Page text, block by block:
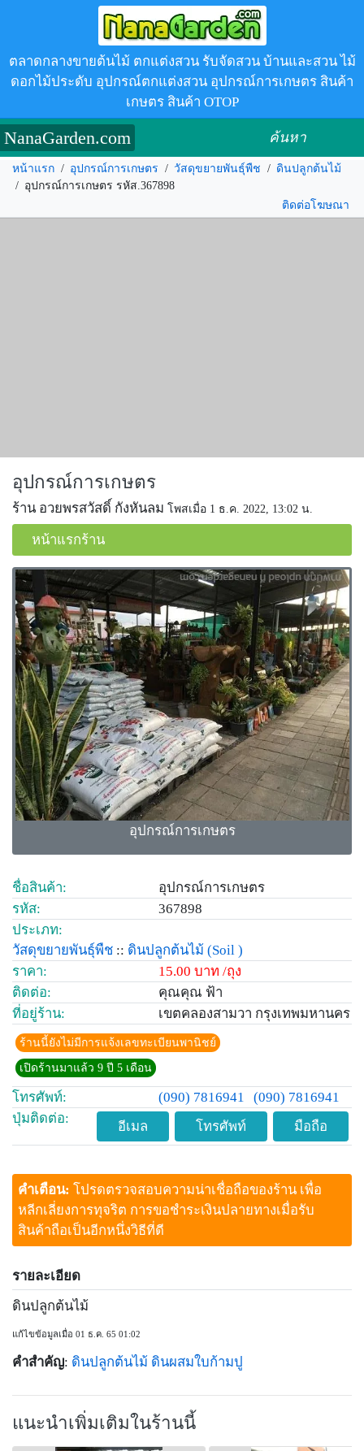
ตลาดกลางขายต้นไม้ ตกแต่งสวน รับจัดสวน บ้านและสวน ไม้
ดอกไม้ประดับ อุปกรณ์ตกแต่งสวน อุปกรณ์การเกษตร สินค้า
เกษตร สินค้า OTOP
NanaGarden.com ค้นหา
หน้าแรก / อุปกรณ์การเกษตร / วัสดุขยายพันธุ์พืช / ดินปลูกต้นไม้
/ อุปกรณ์การเกษตร รหัส.367898
ติดต่อโฆษณา
อุปกรณ์การเกษตร
ร้าน อวยพรสวัสดิ์ กังหันลม โพสเมื่อ 1 ธ.ค. 2022, 13:02 น.
หน้าแรกร้าน
อุปกรณ์การเกษตร
ชื่อสินค้า:
อุปกรณ์การเกษตร
รหัส:
367898
ประเภท:
วัสดุขยายพันธุ์พืช :: ดินปลูกต้นไม้ (Soil )
ราคา:
15.00 บาท /ถุง
ติดต่อ:
คุณคุณ ฟ้า
ที่อยู่ร้าน:
เขตคลองสามวา กรุงเทพมหานคร
ร้านนี้ยังไม่มีการแจ้งเลขทะเบียนพานิชย์
เปิดร้านมาแล้ว 9 ปี 5 เดือน
โทรศัพท์: (090) 7816941
(090) 7816941
ปุ่มติดต่อ:
อีเมล โทรศัพท์ มือถือ
คำเตือน: โปรดตรวจสอบความน่าเชื่อถือของร้าน เพื่อ
หลีกเลี่ยงการทุจริต การขอชำระเงินปลายทางเมื่อรับ
สินค้าถือเป็นอีกหนึ่งวิธีที่ดี
รายละเอียด
ดินปลูกต้นไม้
แก้ไขข้อมูลเมื่อ 01 ธ.ค. 65 01:02
คำสำคัญ: ดินปลูกต้นไม้ ดินผสมใบก้ามปู
แนะนำเพิ่มเติมในร้านนี้